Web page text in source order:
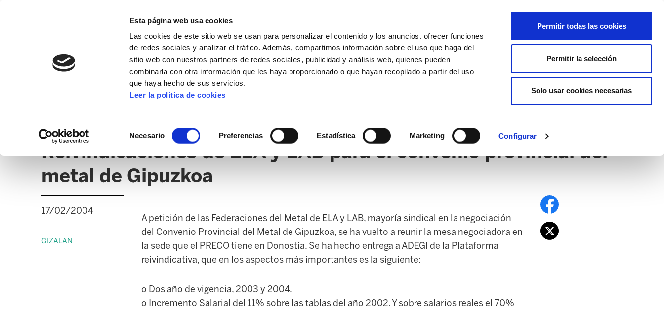
Esta página web usa cookies
Las cookies de este sitio web se usan para personalizar el contenido y los anuncios, ofrecer funciones
de redes sociales y analizar el tráfico. Además, compartimos información sobre el uso que haga del
sitio web con nuestros partners de redes sociales, publicidad y análisis web, quienes pueden
combinarla con otra información que les haya proporcionado o que hayan recopilado a partir del uso
que haya hecho de sus servicios.
Leer la política de cookies
Necesario Preferencias Estadística Marketing Configurar
Permitir todas las cookies
Permitir la selección
Solo usar cookies necesarias
AFÍLIATE
Reivindicaciones de ELA y LAB para el convenio provincial del
metal de Gipuzkoa
17/02/2004
GIZALAN
A petición de las Federaciones del Metal de ELA y LAB, mayoría sindical en la negociación
del Convenio Provincial del Metal de Gipuzkoa, se ha vuelto a reunir la mesa negociadora en
la sede que el PRECO tiene en Donostia. Se ha hecho entrega a ADEGI de la Plataforma
reivindicativa, que en los aspectos más importantes es la siguiente:
o Dos año de vigencia, 2003 y 2004.
o Incremento Salarial del 11% sobre las tablas del año 2002. Y sobre salarios reales el 70%